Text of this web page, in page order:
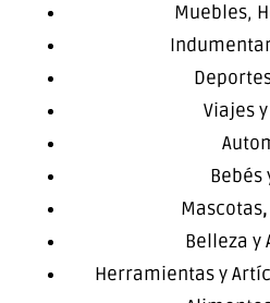
Muebles,
Viajes
Bebés
Mascotas,
Belleza y
Herramientas y